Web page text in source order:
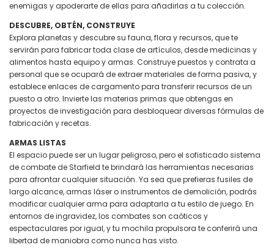
enemigas y apoderarte de ellas para añadirlas a tu colección.
DESCUBRE, OBTÉN, CONSTRUYE
Explora planetas y descubre su fauna, flora y recursos, que te
servirán para fabricar toda clase de artículos, desde medicinas y
alimentos hasta equipo y armas. Construye puestos y contrata a
personal que se ocupará de extraer materiales de forma pasiva, y
establece enlaces de cargamento para transferir recursos de un
puesto a otro. Invierte las materias primas que obtengas en
proyectos de investigación para desbloquear diversas fórmulas de
fabricación y recetas.
ARMAS LISTAS
El espacio puede ser un lugar peligroso, pero el sofisticado sistema
de combate de Starfield te brindará las herramientas necesarias
para afrontar cualquier situación. Ya sea que prefieras fusiles de
largo alcance, armas láser o instrumentos de demolición, podrás
modificar cualquier arma para adaptarla a tu estilo de juego. En
entornos de ingravidez, los combates son caóticos y
espectaculares por igual, y tu mochila propulsora te conferirá una
libertad de maniobra como nunca has visto.